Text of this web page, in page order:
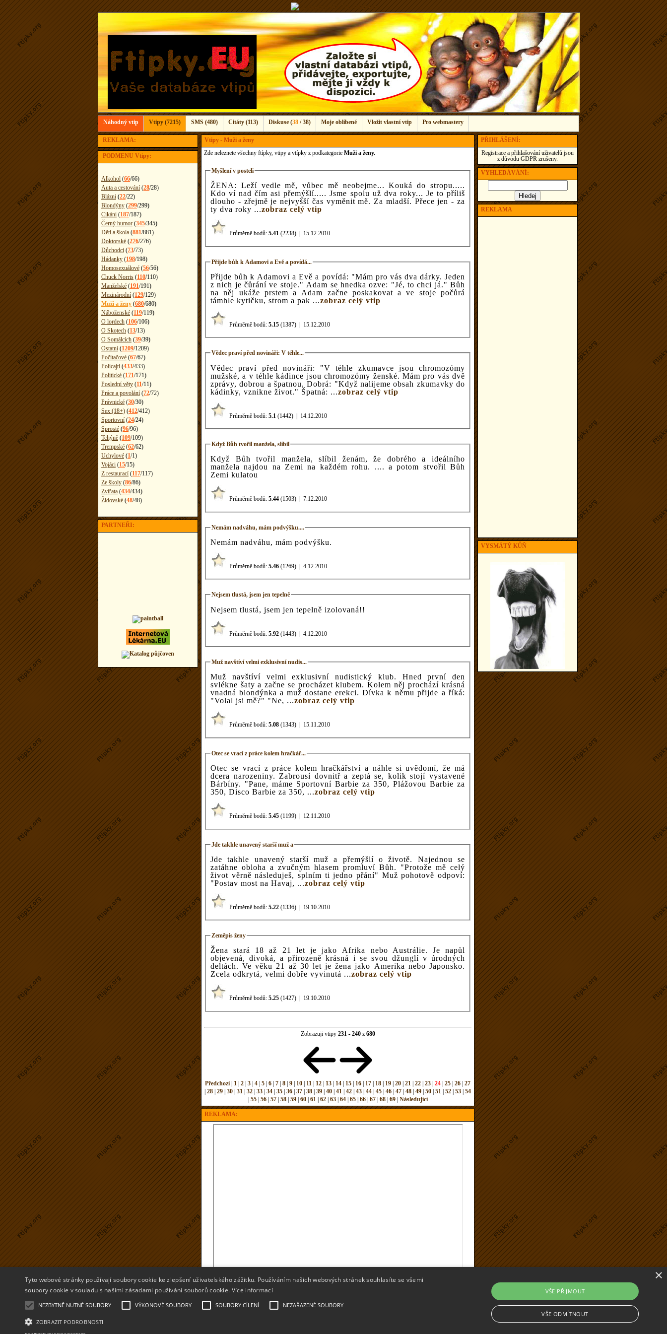
Náhodný vtip Vtipy (7215) SMS (480) Citáty (113) Diskuse (38 / 38) Moje oblíbené Vložit vlastní vtip Pro webmastery
REKLAMA:
PODMENU Vtipy:
Alkohol (66/66)
Auta a cestování (28/28)
Blázni (22/22)
Blondýny (299/299)
Cikáni (187/187)
Černý humor (345/345)
Děti a škola (881/881)
Doktorské (276/276)
Důchodci (73/73)
Hádanky (198/198)
Homosexuálové (56/56)
Chuck Norris (110/110)
Manželské (191/191)
Mezinárodní (129/129)
Muži a ženy (680/680)
Náboženské (119/119)
O lordech (106/106)
O Skotech (13/13)
O Somálcích (39/39)
Ostatní (1209/1209)
Počítačové (67/67)
Policajti (433/433)
Politické (171/171)
Poslední věty (11/11)
Práce a povolání (72/72)
Právnické (30/30)
Sex (18+) (412/412)
Sportovní (24/24)
Sprosté (96/96)
Tchýně (109/109)
Trempské (62/62)
Uchylové (1/1)
Vojáci (15/15)
Z restaurací (117/117)
Ze školy (86/86)
Zvířata (434/434)
Židovské (48/48)
PARTNEŘI:
Vtipy - Muži a ženy
Zde neleznete všechny ftípky, vtipy a vtípky z podkategorie Muži a ženy.
Myšlení v posteli
ŽENA: Leží vedle mě, vůbec mě neobejme... Kouká do stropu.....
Kdo ví nad čím asi přemýšlí..... Jsme spolu už dva roky... Je to příliš
dlouho - zřejmě je nejvyšší čas vyměnit mě. Za mladší. Přece jen - za
ty dva roky ...zobraz celý vtip
Průměrně bodů: 5.41 (2238) 15.12.2010
Přijde bůh k Adamovi a Evě a povídá...
Přijde bůh k Adamovi a Evě a povídá: "Mám pro vás dva dárky. Jeden
z nich je čůrání ve stoje." Adam se hnedka ozve: "Jé, to chci já." Bůh
na něj ukáže prstem a Adam začne poskakovat a ve stoje počůrá
támhle kytičku, strom a pak ...zobraz celý vtip
Průměrně bodů: 5.15 (1387) | 15.12.2010
Vědec praví před novináři: V téhle...
Vědec praví před novináři: "V téhle zkumavce jsou chromozómy
mužské, a v téhle kádince jsou chromozómy ženské. Mám pro vás dvě
zprávy, dobrou a špatnou. Dobrá: "Když nalijeme obsah zkumavky do
kádinky, vznikne život." Špatná: ...zobraz celý vtip
Průměrně bodů: 5.1 (1442) | 14.12.2010
Když Bůh tvořil manžela, slíbil
Když Bůh tvořil manžela, slíbil ženám, že dobrého a ideálního
manžela najdou na Zemi na každém rohu. .... a potom stvořil Bůh
Zemi kulatou
Průměrně bodů: 5.44 (1503) 7.12.2010
Nemám nadváhu, mám podvýšku....
Nemám nadváhu, mám podvýšku.
Průměrně bodů: 5.46 (1269) 4.12.2010
Nejsem tlustá, jsem jen tepelně
Nejsem tlustá, jsem jen tepelně izolovaná!!
Průměrně bodů: 5.92 (1443) | 4.12.2010
Muž navštíví velmi exklusivní nudis...
Muž navštíví velmi exklusivní nudistický klub. Hned první den
svlékne šaty a začne se procházet klubem. Kolem něj prochází krásná
vnadná blondýnka a muž dostane erekci. Dívka k němu přijde a říká:
"Volal jsi mě?" "Ne, ...zobraz celý vtip
Průměrně bodů: 5.08 (1343) 15.11.2010
Otec se vrací z práce kolem hračkář...
Otec se vrací z práce kolem hračkářství a náhle si uvědomí, že má
dcera narozeniny. Zabrousí dovnitř a zeptá se, kolik stojí vystavené
Bárbíny. "Pane, máme Sportovní Barbie za 350, Plážovou Barbie za
350, Disco Barbie za 350, ...zobraz celý vtip
Průměrně bodů: 5.45 (1199) 12.11.2010
Jde takhle unavený starší muž a
Jde takhle unavený starší muž a přemýšlí o životě. Najednou se
zatáhne obloha a zvučným hlasem promluví Bůh. "Protože mě celý
život věrně následuješ, splním ti jedno přání" Muž pohotově odpoví:
"Postav most na Havaj, ...zobraz celý vtip
Průměrně bodů: 5.22 (1336) | 19.10.2010
Zeměpis ženy
Žena stará 18 až 21 let je jako Afrika nebo Austrálie. Je napůl
objevená, divoká, a přirozeně krásná i se svou džunglí v úrodných
deltách. Ve věku 21 až 30 let je žena jako Amerika nebo Japonsko.
Zcela odkrytá, velmi dobře vyvinutá ...zobraz celý vtip
Průměrně bodů: 5.25 (1427) 19.10.2010
Zobrazuji vtipy 231 - 240z 680
Předchozí| 1 | 2 | 3 | 4 | 5 | 6 | 7 | 8 | 9 | 10 | 11 | 12 | 13 | 14 | 15 | 16 | 17 | 18 | 19 | 20 | 21 | 22 | 23 | 24 | 25 | 26 | 27
| 28 | 29 | 30 | 31 | 32 | 33 | 34 | 35 | 36 | 37 | 38 | 39 | 40 | 41 | 42 | 43 | 44 | 45 | 46 | 47 | 48 | 49 | 50 | 51 | 52 | 53 | 54
| 55| 56| 57| 58| 59| 60| 61| 62| 63| 64| 65| 66| 67| 68| 69| Následující
REKLAMA:
PŘIHLÁŠENÍ:
Registrace a přihlašování uživatelů jsou
z důvodu GDPR zrušeny.
VYHLEDÁVÁNÍ:
REKLAMA
VYSMÁTÝ KŮŇ
×
Tyto webové stránky používají soubory cookie ke zlepšení uživatelského zážitku. Používáním našich webových stránek souhlasíte se všemi
soubory cookie v souladu s našimi zásadami používání souborů cookie. Více informací
NEZBYTNĚ NUTNÉ SOUBORY VÝKONOVÉ SOUBORY SOUBORY CÍLENÍ NEZAŘAZENÉ SOUBORY
ZOBRAZIT PODROBNOSTI
VŠE PŘIJMOUT
VŠE ODMÍTNOUT